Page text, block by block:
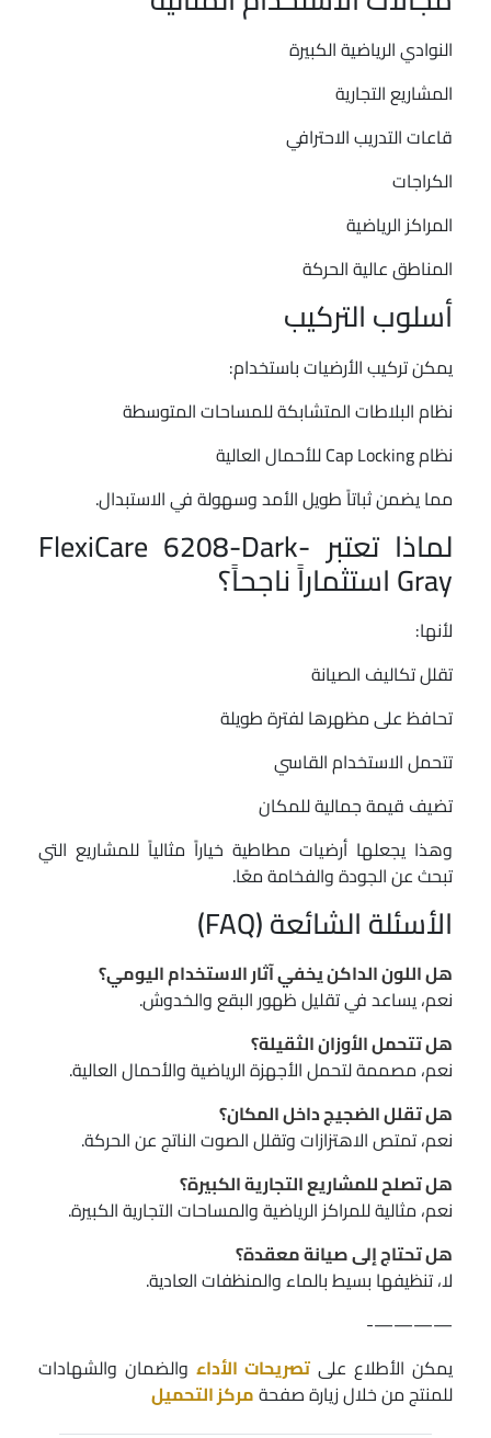
النوادي الرياضية الكبيرة
المشاريع التجارية
قاعات التدريب الاحترافي
الكراجات
المراكز الرياضية
المناطق عالية الحركة
أسلوب التركيب
يمكن تركيب الأرضيات باستخدام:
نظام البلاطات المتشابكة للمساحات المتوسطة
نظام Cap Locking للأحمال العالية
مما يضمن ثباتاً طويل الأمد وسهولة في الاستبدال.
لماذا تعتبر FlexiCare 6208-Dark-
Gray استثماراً ناجحاً؟
لأنها:
تقلل تكاليف الصيانة
تحافظ على مظهرها لفترة طويلة
تتحمل الاستخدام القاسي
تضيف قيمة جمالية للمكان
وهذا يجعلها أرضيات مطاطية خياراً مثالياً للمشاريع التي
تبحث عن الجودة والفخامة معًا.
الأسئلة الشائعة (FAQ)
هل اللون الداكن يخفي آثار الاستخدام اليومي؟
نعم، يساعد في تقليل ظهور البقع والخدوش.
هل تتحمل الأوزان الثقيلة؟
نعم، مصممة لتحمل الأجهزة الرياضية والأحمال العالية.
هل تقلل الضجيج داخل المكان؟
نعم، تمتص الاهتزازات وتقلل الصوت الناتج عن الحركة.
هل تصلح للمشاريع التجارية الكبيرة؟
نعم، مثالية للمراكز الرياضية والمساحات التجارية الكبيرة.
هل تحتاج إلى صيانة معقدة؟
لا، تنظيفها بسيط بالماء والمنظفات العادية.
————-
يمكن الأطلاع على تصريحات الأداء والضمان والشهادات
للمنتج من خلال زيارة صفحةمركز التحميل